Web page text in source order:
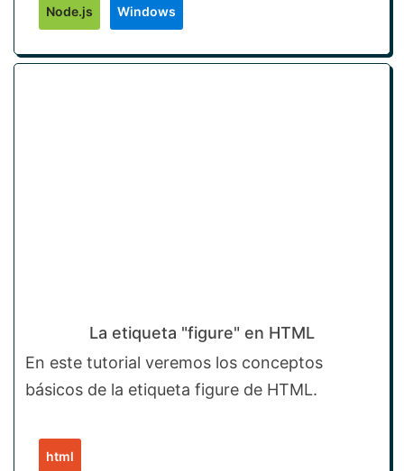
Node.js Windows
La etiqueta "figure" en HTML
En este tutorial veremos los conceptos
básicos de la etiqueta figure de HTML.
html